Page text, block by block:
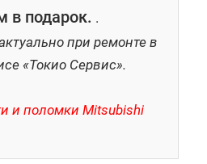
в подарок. .
при ремонте в
«Токио Сервис».
и поломки Mitsubishi